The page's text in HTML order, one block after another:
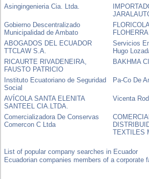
Asingingenieria Cia. Ltda.
Gobierno Descentralizado
Municipalidad de Ambato
FLOHERRA
ABOGADOS DEL ECUADOR
TTCLAW S.A.
Servicios
Hugo
RICAURTE RIVADENEIRA,
FAUSTO PATRICIO
BAKHMA
Instituto Ecuatoriano de Seguridad
Social
Pa-Co De
AVÍCOLA SANTA ELENITA
SANTEEL CIA.LTDA.
Vicenta
Comercializadora De Conservas
Comercon C Ltda
TEXTILES
List of popular company searches in Ecuador
Ecuadorian companies members of a corporate